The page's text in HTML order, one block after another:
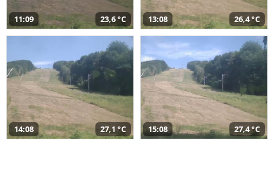
11:09 23,6 °C 13:08 26,4 °C
14:08 27,1 °C 15:08 27,4 °C